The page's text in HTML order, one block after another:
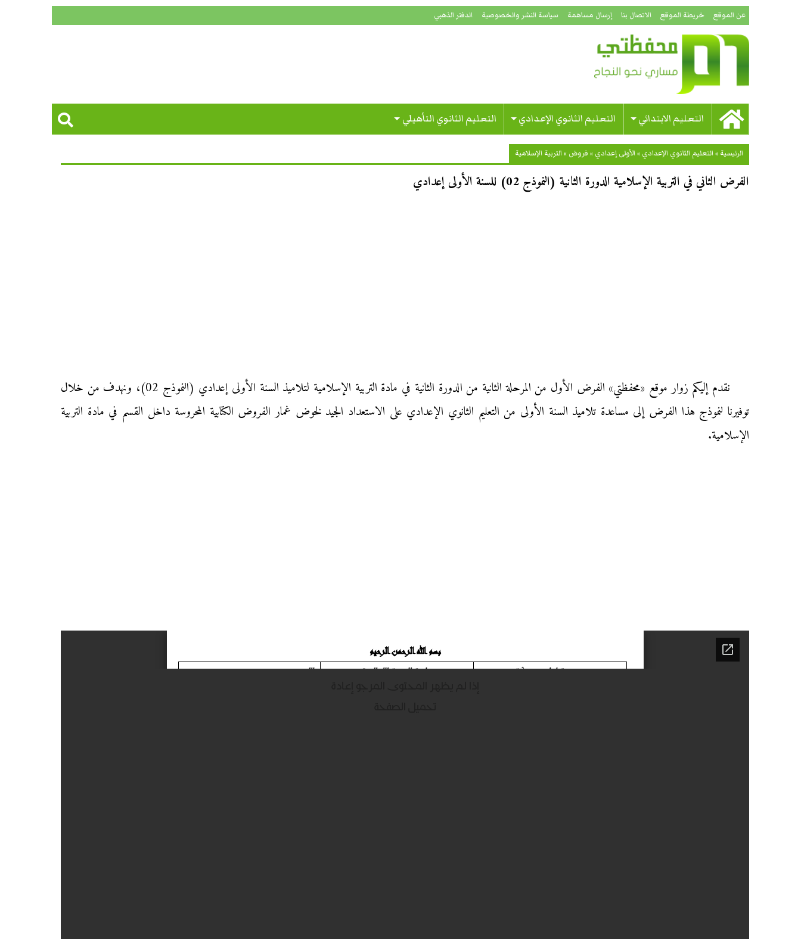
عن الموقع خريطة الموقع الاتصال بنا إرسال مساهمة سياسة النشر والخصوصية الدفتر الذهبي
التعليم الابتدائي التعليم الثانوي الإعدادي التعليم الثانوي التأهيلي
الرئيسية »التعليم الثانوي الإعدادي »الأولى إعدادي » فروض »التربية الإسلامية
الفرض الثاني في التربية الإسلامية الدورة الثانية (النموذج 02) للسنة الأولى إعدادي
نقدم إليكم زوار موقع «محفظتي» الفرض الأول من المرحلة الثانية من الدورة الثانية في مادة التربية الإسلامية لتلاميذ السنة الأولى إعدادي (النموذج 02)، ونهدف من خلال
توفيرنا لنموذج هذا الفرض إلى مساعدة تلاميذ السنة الأولى من التعليم الثانوي الإعدادي على الاستعداد الجيد لخوض غمار الفروض الكتابية المحروسة داخل القسم في مادة التربية
الإسلامية.